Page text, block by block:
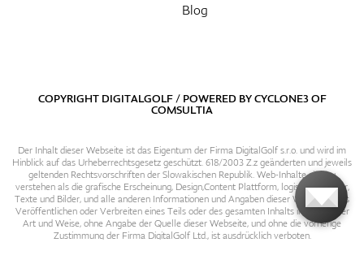
Blog
COPYRIGHT DIGITALGOLF / POWERED BYCYCLONE3OF
COMSULTIA
Der Inhalt dieser Webseite ist das Eigentum der Firma DigitalGolf s.r.o. und wird im
Hinblick auf das Urheberrechtsgesetz geschützt. 618/2003 Z.z geänderten und jeweils
geltenden Rechtsvorschriften der Slowakischen Republik. Web-Inhalte sind zu
verstehen als die grafische Erscheinung, Design,Content Plattform, logische Struktur,
Texte und Bilder, und alle anderen Informationen und Angaben dieser Webseite. Das
Veröffentlichen oder Verbreiten eines Teils oder des gesamten Inhalts in irgendeiner
Art und Weise, ohne Angabe der Quelle dieser Webseite, und ohne die vorherige
Zustimmung der Firma DigitalGolf Ltd., ist ausdrücklich verboten.